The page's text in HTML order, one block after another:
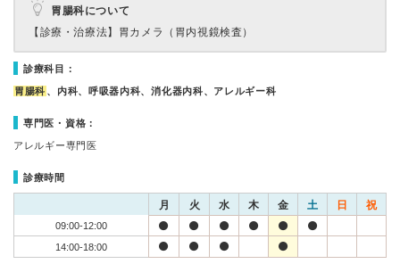
胃腸科について
【診療・治療法】 胃カメラ（胃内視鏡検査）
診療科目：
胃腸科 、内科、呼吸器内科、消化器内科、アレルギー科
専門医・資格：
アレルギー専門医
診療時間
月 火 水 木 金 土 日 祝
09:00-12:00
14:00-18:00